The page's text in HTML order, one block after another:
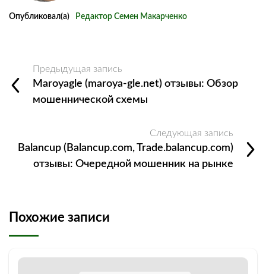
Опубликовал(а) Редактор Семен Макарченко
Предыдущая запись
Maroyagle (maroya-gle.net) отзывы: Обзор
мошеннической схемы
Следующая запись
Balancup (Balancup.com, Trade.balancup.com)
отзывы: Очередной мошенник на рынке
Похожие записи